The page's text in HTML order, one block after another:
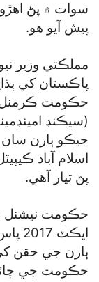
سوات ۾ پڻ
پيش آيو هو.
مملڪتي وزير
پاڪستان کي
حڪومت ڪرمنل
جيڪو ٻارن سان
پڻ تيار آهي.
حڪومت نيشنل
ٻارن جي حقن کي